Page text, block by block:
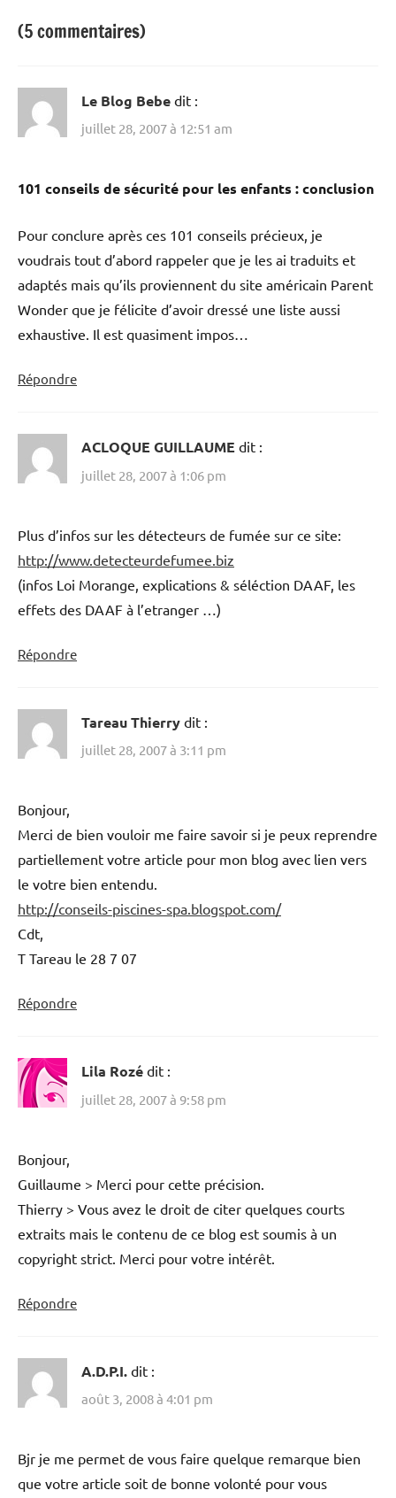
(5 commentaires)
Le Blog Bebe dit :
juillet 28, 2007 à 12:51 am
101 conseils de sécurité pour les enfants : conclusion
Pour conclure après ces 101 conseils précieux, je
voudrais tout d’abord rappeler que je les ai traduits et
adaptés mais qu’ils proviennent du site américain Parent
Wonder que je félicite d’avoir dressé une liste aussi
exhaustive. Il est quasiment impos…
Répondre
ACLOQUE GUILLAUME dit :
juillet 28, 2007 à 1:06 pm
Plus d’infos sur les détecteurs de fumée sur ce site:
http://www.detecteurdefumee.biz
(infos Loi Morange, explications & séléction DAAF, les
effets des DAAF à l’etranger …)
Répondre
Tareau Thierry dit :
juillet 28, 2007 à 3:11 pm
Bonjour,
Merci de bien vouloir me faire savoir si je peux reprendre
partiellement votre article pour mon blog avec lien vers
le votre bien entendu.
http://conseils-piscines-spa.blogspot.com/
Cdt,
T Tareau le 28 7 07
Répondre
Lila Rozé dit :
juillet 28, 2007 à 9:58 pm
Bonjour,
Guillaume > Merci pour cette précision.
Thierry > Vous avez le droit de citer quelques courts
extraits mais le contenu de ce blog est soumis à un
copyright strict. Merci pour votre intérêt.
Répondre
A.D.P.I. dit :
août 3, 2008 à 4:01 pm
Bjr je me permet de vous faire quelque remarque bien
que votre article soit de bonne volonté pour vous